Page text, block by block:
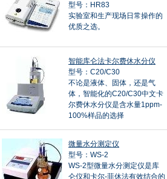
型号：HR83
实验室和生产现场日常操作的
优质之选。
智能库仑法卡尔费休水分仪
型号：C20/C30
不论是液体、固体，还是气
体，智能化的C20/C30中文卡
尔费休水分仪是含水量1ppm-
100%样品的选择
微量水分测定仪
型号：WS-2
WS-2型微量水分测定仪是库
仑仪和卡尔-菲休法有效结合的